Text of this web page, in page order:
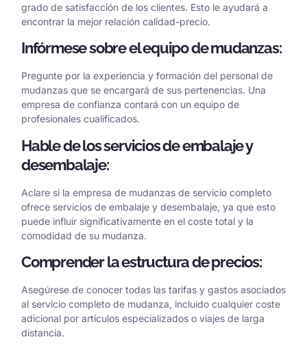
grado de satisfacción de los clientes. Esto le ayudará a
encontrar la mejor relación calidad-precio.
Infórmese sobre el equipo de mudanzas:
Pregunte por la experiencia y formación del personal de
mudanzas que se encargará de sus pertenencias. Una
empresa de confianza contará con un equipo de
profesionales cualificados.
Hable de los servicios de embalaje y
desembalaje:
Aclare si la empresa de mudanzas de servicio completo
ofrece servicios de embalaje y desembalaje, ya que esto
puede influir significativamente en el coste total y la
comodidad de su mudanza.
Comprender la estructura de precios:
Asegúrese de conocer todas las tarifas y gastos asociados
al servicio completo de mudanza, incluido cualquier coste
adicional por artículos especializados o viajes de larga
distancia.